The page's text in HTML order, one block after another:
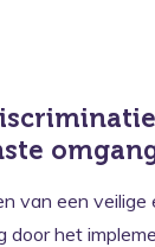
van een veilige
door het